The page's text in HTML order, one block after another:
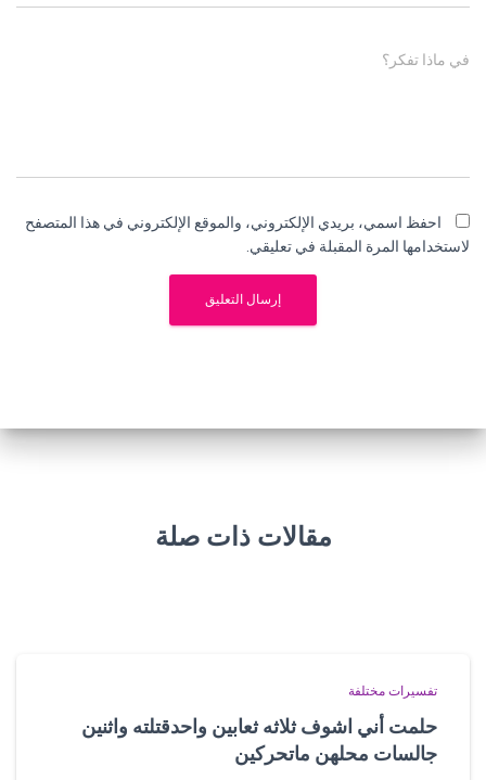
في ماذا تفكر؟
احفظ اسمي، بريدي الإلكتروني، والموقع الإلكتروني في هذا المتصفح
لاستخدامها المرة المقبلة في تعليقي.
مقالات ذات صلة
تفسيرات مختلفة
حلمت أني اشوف ثلاثه ثعابين واحدقتلته واثنين
جالسات محلهن ماتحركين